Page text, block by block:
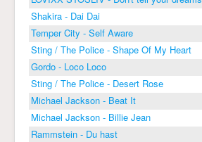
Shakira - Dai Dai
Temper City - Self Aware
Sting / The Police - Shape Of My Heart
Gordo - Loco Loco
Sting / The Police - Desert Rose
Michael Jackson - Beat It
Michael Jackson - Billie Jean
Rammstein - Du hast